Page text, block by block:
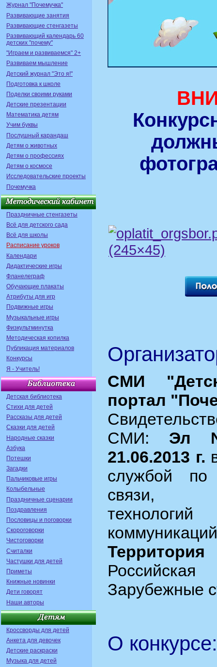
Журнал "Почемучка"
Развивающие занятия
Развивающие стенгазеты
Развивающий календарь 60
детских "почему"
"Играем и развиваемся" 2+
Развиваем мышление
Детский журнал "Это я!"
Подготовка к школе
Поделки своими руками
Детские презентации
Математика детям
Учим буквы
Послушный карандаш
Детям о животных
Детям о профессиях
Детям о космосе
Исследовательские проекты
Почемучка
Праздничные стенгазеты
Всё для детского сада
Всё для школы
Расписание уроков
Календари
Дидактические игры
Фланелеграф
Обучающие плакаты
Атрибуты для игр
Подвижные игры
Музыкальные игры
Физкультминутка
Методическая копилка
Публикация материалов
Конкурсы
Я - Учитель!
Детская библиотека
Стихи для детей
Рассказы для детей
Сказки для детей
Народные сказки
Азбука
Потешки
Загадки
Пальчиковые игры
Колыбельные
Праздничные сценарии
Поздравления
Пословицы и поговорки
Скороговорки
Чистоговорки
Считалки
Частушки для детей
Приметы
Книжные новинки
Дети говорят
Наши авторы
Кроссворды для детей
Анкета для девочек
Детские раскраски
Музыка для детей
СМИ
портал
СМИ: Эл
21.06.2013 г.
службой
связи,
Зарубежные
О конкурсе: